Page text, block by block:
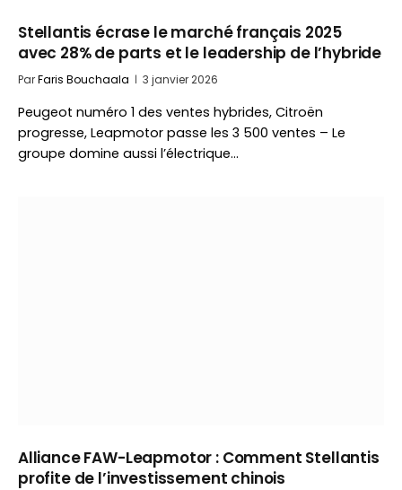
Stellantis écrase le marché français 2025
avec 28% de parts et le leadership de l’hybride
ParFaris Bouchaala 3 janvier 2026
Peugeot numéro 1 des ventes hybrides, Citroën
progresse, Leapmotor passe les 3 500 ventes – Le
groupe domine aussi l’électrique…
Alliance FAW-Leapmotor : Comment Stellantis
profite de l’investissement chinois